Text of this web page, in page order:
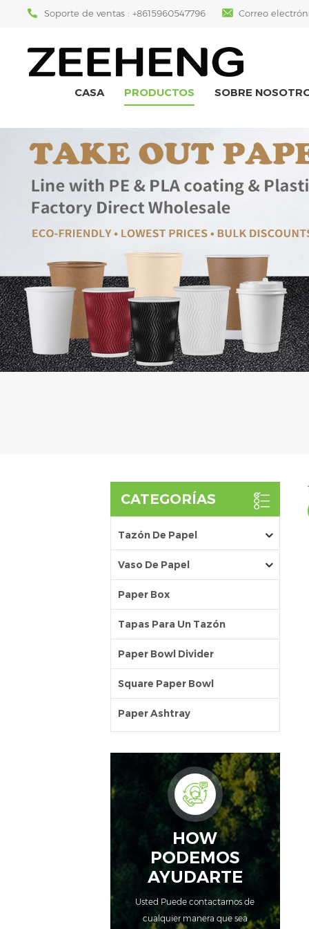
Soporte de ventas : +8615960547796 Correo
CASA PRODUCTOS SOBRE
CATEGORÍAS
Tazón De Papel
Vaso De Papel
Paper Box
Tapas Para Un Tazón
Paper Bowl Divider
Square Paper Bowl
Paper Ashtray
HOW
PODEMOS
AYUDARTE
Usted Puede contactarnos de
cualquier manera que sea